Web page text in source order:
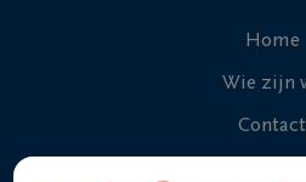
Home
Wie zijn
Contact